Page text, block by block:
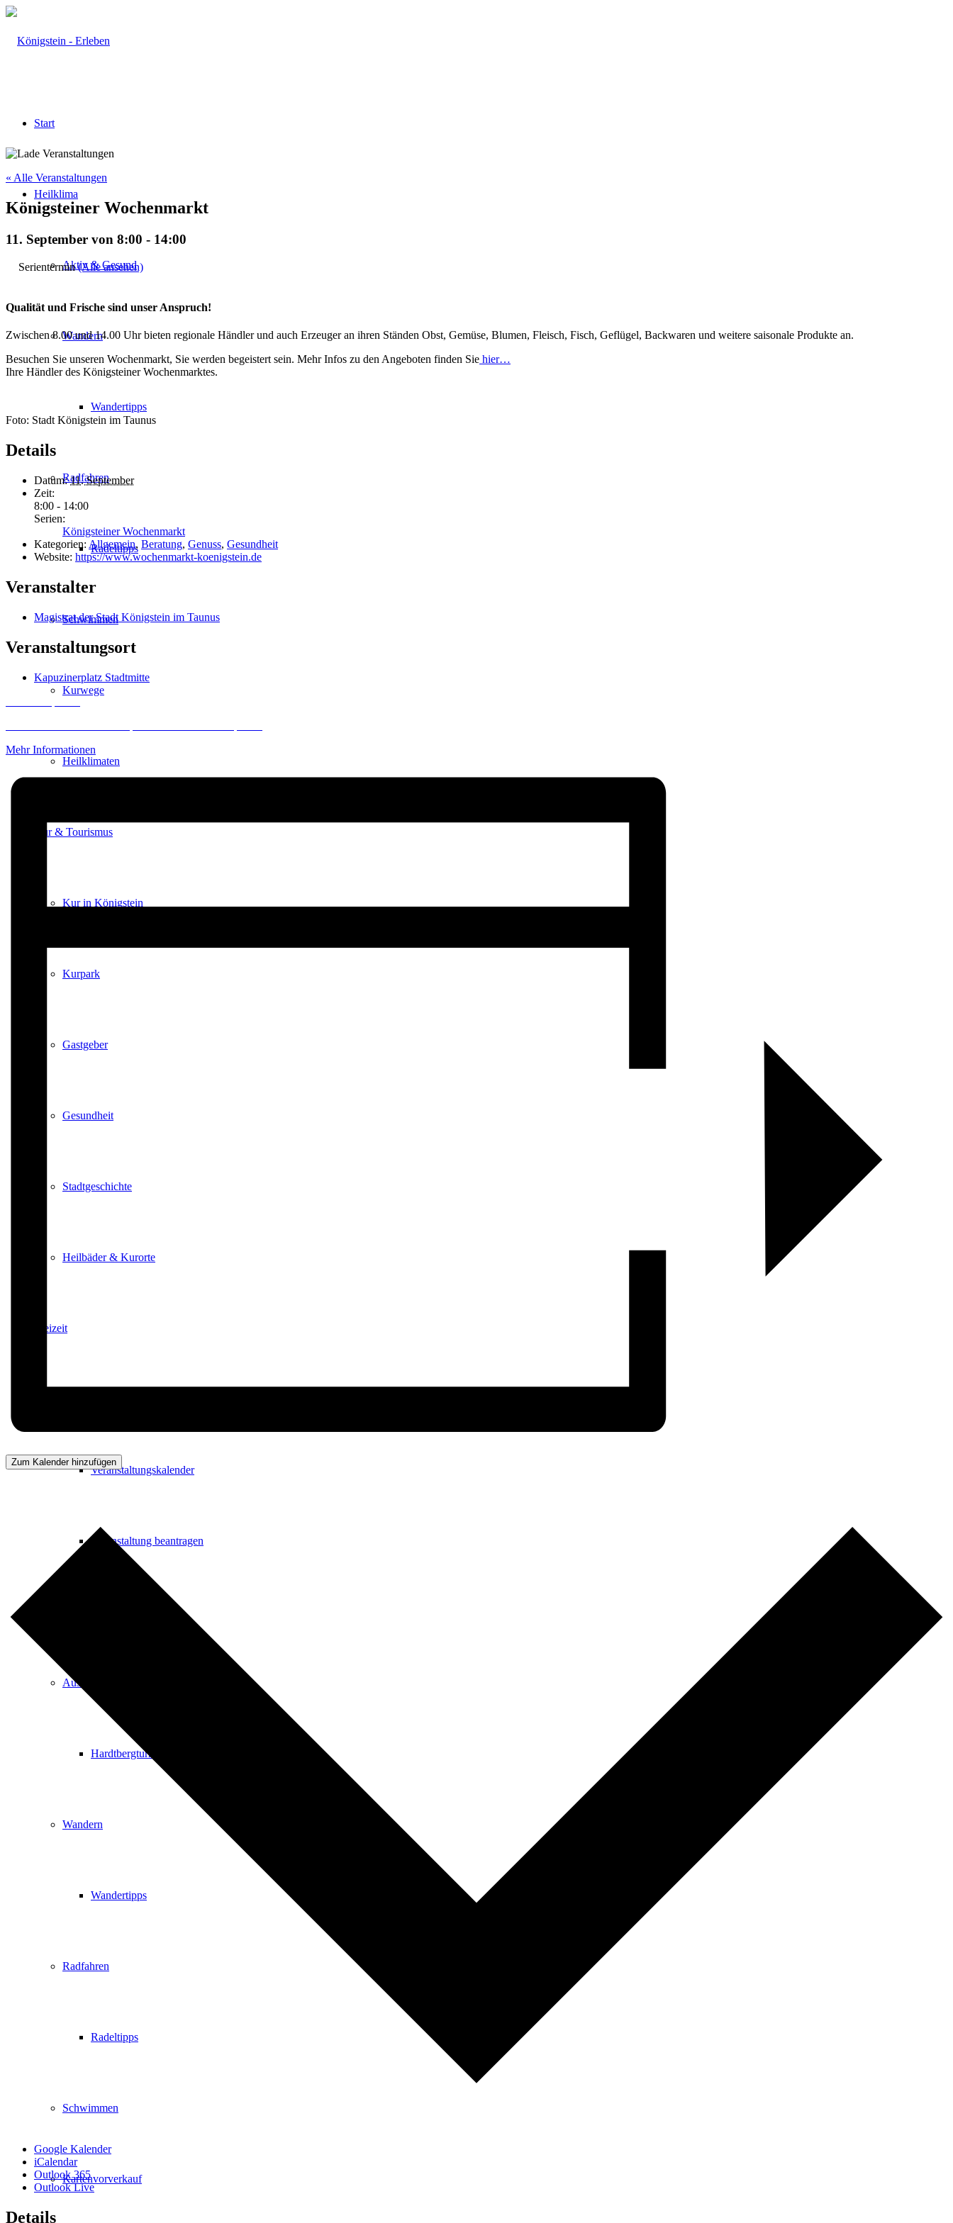
Start
Heilklima
Aktiv & Gesund
Wandern
Wandertipps
Radfahren
Radeltipps
Schwimmen
Kurwege
Heilklimaten
Kur & Tourismus
Kur in Königstein
Kurpark
Gastgeber
Gesundheit
Stadtgeschichte
Heilbäder & Kurorte
Freizeit
Veranstaltungskalender
Veranstaltung beantragen
Ausflugsziele
Hardtbergturm
Wandern
Wandertipps
Radfahren
Radeltipps
Schwimmen
Kartenvorverkauf
« Alle Veranstaltungen
Königsteiner Wochenmarkt
11. September von 8:00 - 14:00
Serientermin(Alle ansehen)
Qualität und Frische sind unser Anspruch!
Zwischen 8.00 und 14.00 Uhr bieten regionale Händler und auch Erzeuger an ihren Ständen Obst, Gemüse, Blumen, Fleisch, Fisch, Geflügel, Backwaren und weitere saisonale Produkte an.
Besuchen Sie unseren Wochenmarkt, Sie werden begeistert sein. Mehr Infos zu den Angeboten finden Sie hier…
Ihre Händler des Königsteiner Wochenmarktes.
Foto: Stadt Königstein im Taunus
Details
Datum: 11. September
Zeit:
8:00 - 14:00
Serien:
Königsteiner Wochenmarkt
Kategorien: Allgemein, Beratung, Genuss, Gesundheit
Website: https://www.wochenmarkt-koenigstein.de
Veranstalter
Magistrat der Stadt Königstein im Taunus
Veranstaltungsort
Kapuzinerplatz Stadtmitte
Mehr Informationen
Zum Kalender hinzufügen
Google Kalender
iCalendar
Outlook 365
Outlook Live
Details